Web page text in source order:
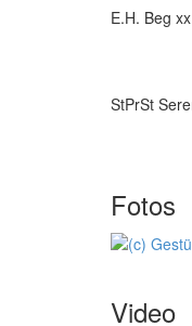
E.H. Beg xx
StPrSt
Fotos
Video